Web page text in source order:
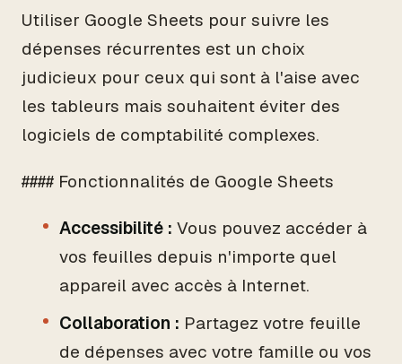
Utiliser Google Sheets pour suivre les
dépenses récurrentes est un choix
judicieux pour ceux qui sont à l'aise avec
les tableurs mais souhaitent éviter des
logiciels de comptabilité complexes.
#### Fonctionnalités de Google Sheets
Accessibilité : Vous pouvez accéder à
vos feuilles depuis n'importe quel
appareil avec accès à Internet.
Collaboration : Partagez votre feuille
de dépenses avec votre famille ou vos